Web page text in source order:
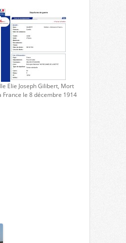
Elie Joseph Gilibert, Mort
France le 8 décembre 1914